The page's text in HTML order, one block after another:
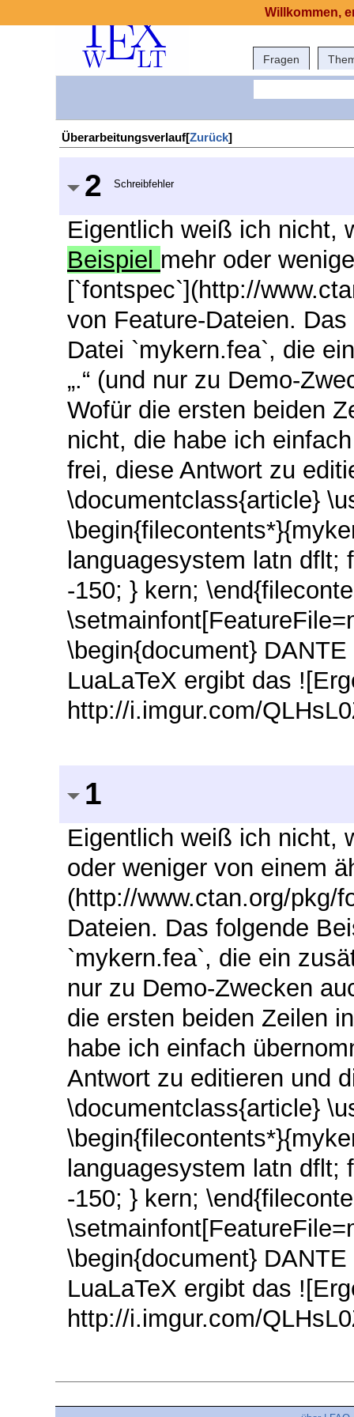
Fragen
Überarbeitungsverlauf[Zurück]
2 Schreibfehler
Eigentlich weiß ich nicht,
Beispiel mehr oder
[`fontspec`](http://
von Feature-Dateien.
Datei `mykern.fea`, die
„.“ (und nur zu Demo-
Wofür die ersten beiden
nicht, die habe ich
frei, diese Antwort zu
\documentclass{article}
languagesystem latn
-150; } kern;
\begin{document}
LuaLaTeX ergibt das
http://i.imgur.com/
1
Eigentlich weiß ich nicht,
oder weniger von einem
(http://www.ctan.org/pkg/
Dateien. Das folgende
`mykern.fea`, die ein
nur zu Demo-Zwecken
die ersten beiden Zeilen
habe ich einfach
Antwort zu editieren und
\documentclass{article}
languagesystem latn
-150; } kern;
\begin{document}
LuaLaTeX ergibt das
http://i.imgur.com/
Willkommen,